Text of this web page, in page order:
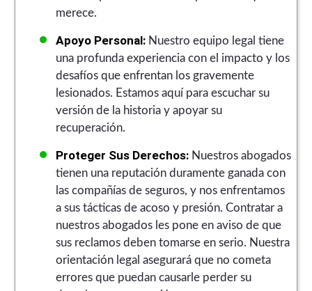
merece.
Apoyo Personal:Nuestro equipo legal tiene
una profunda experiencia con el impacto y los
desafíos que enfrentan los gravemente
lesionados. Estamos aquí para escuchar su
versión de la historia y apoyar su
recuperación.
Proteger Sus Derechos:Nuestros abogados
tienen una reputación duramente ganada con
las compañías de seguros, y nos enfrentamos
a sus tácticas de acoso y presión. Contratar a
nuestros abogados les pone en aviso de que
sus reclamos deben tomarse en serio. Nuestra
orientación legal asegurará que no cometa
errores que puedan causarle perder su